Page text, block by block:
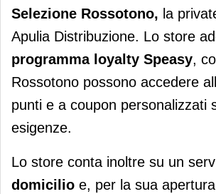
Selezione Rossotono, la
Apulia Distribuzione. Lo store
programma loyalty Speasy,
Rossotono possono accedere
punti e a coupon personalizzati
esigenze.
Lo store conta inoltre su un
domicilio e, per la sua